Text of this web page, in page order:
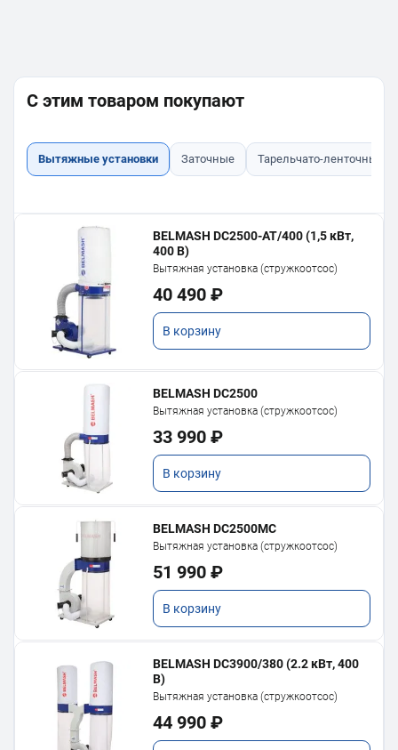
С этим товаром покупают
Вытяжные установки Заточные Тарельчато-ленточные
BELMASH DC2500-AT/400 (1,5 кВт,
400 В)
Вытяжная установка (стружкоотсос)
40 490 ₽
В корзину
BELMASH DC2500
Вытяжная установка (стружкоотсос)
33 990 ₽
В корзину
BELMASH DC2500MC
Вытяжная установка (стружкоотсос)
51 990 ₽
В корзину
BELMASH DC3900/380 (2.2 кВт, 400
В)
Вытяжная установка (стружкоотсос)
44 990 ₽